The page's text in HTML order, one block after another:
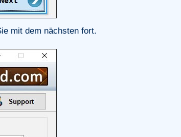
mit dem nächsten fort.